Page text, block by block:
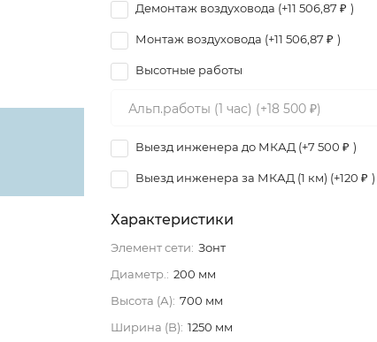
Демонтаж воздуховода (+11 506,87 ₽ )
Монтаж воздуховода (+11 506,87 ₽ )
Высотные работы
Выезд инженера до МКАД (+7 500 ₽ )
Выезд инженера за МКАД (1 км) (+120 ₽ )
Характеристики
Элемент сети: Зонт
Диаметр.: 200 мм
Высота (А): 700 мм
Ширина (B): 1250 мм